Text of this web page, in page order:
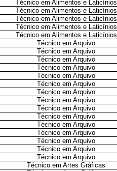
Técnico em Alimentos e Laticínios
Técnico em Alimentos e Laticínios
Técnico em Alimentos e Laticínios
Técnico em Alimentos e Laticínios
Técnico em Alimentos e Laticínios
Técnico em Arquivo
Técnico em Arquivo
Técnico em Arquivo
Técnico em Arquivo
Técnico em Arquivo
Técnico em Arquivo
Técnico em Arquivo
Técnico em Arquivo
Técnico em Arquivo
Técnico em Arquivo
Técnico em Arquivo
Técnico em Arquivo
Técnico em Arquivo
Técnico em Arquivo
Técnico em Arquivo
Técnico em Artes Gráficas